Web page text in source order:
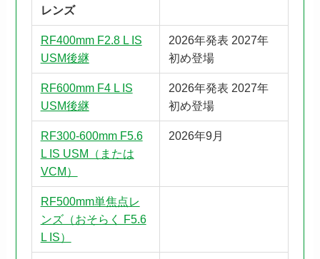
レンズ
RF400mm F2.8 L IS
USM後継
2026年発表 2027年
初め登場
RF600mm F4 L IS
USM後継
2026年発表 2027年
初め登場
RF300-600mm F5.6
L IS USM（または
VCM）
2026年9月
RF500mm単焦点レ
ンズ（おそらく F5.6
L IS）